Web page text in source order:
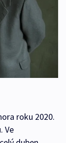
roku 2020.
Ve